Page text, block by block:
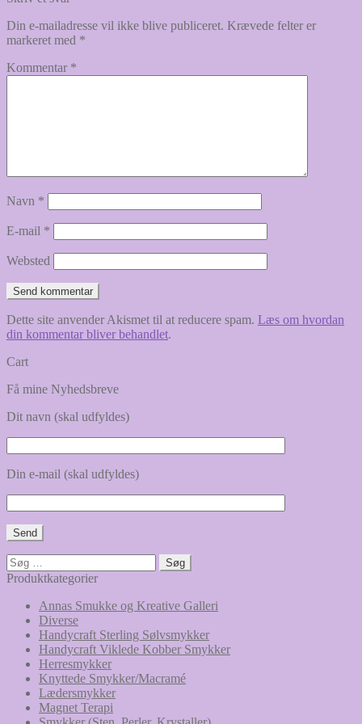
Din e-mailadresse vil ikke blive publiceret. Krævede felter er
markeret med *
Kommentar *
Navn *
E-mail *
Websted
Dette site anvender Akismet til at reducere spam. Læs om hvordan
din kommentar bliver behandlet.
Cart
Få mine Nyhedsbreve
Dit navn (skal udfyldes)
Din e-mail (skal udfyldes)
Søg
efter:
Produktkategorier
Annas Smukke og Kreative Galleri
Diverse
Handycraft Sterling Sølvsmykker
Handycraft Viklede Kobber Smykker
Herresmykker
Knyttede Smykker/Macramé
Lædersmykker
Magnet Terapi